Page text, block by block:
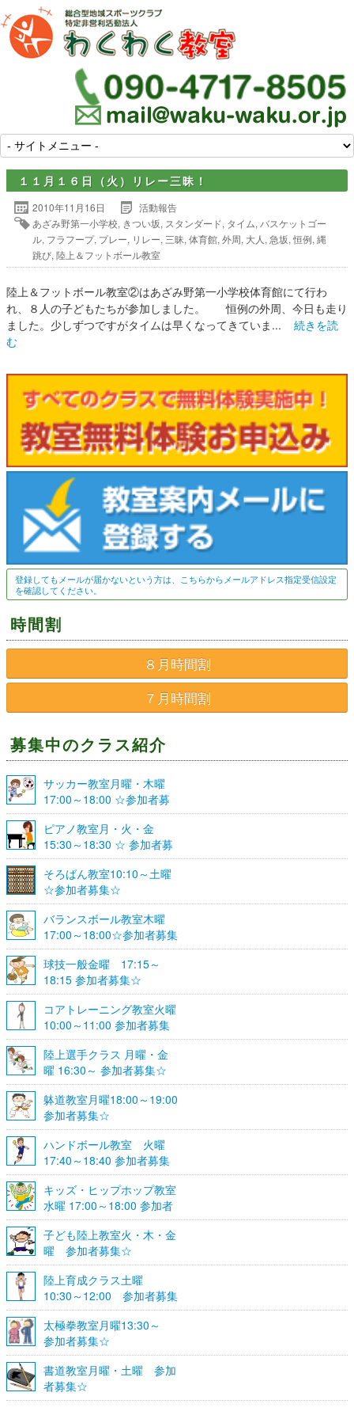
１１月１６日（火）リレー三昧！
2010年11月16日
活動報告
あざみ野第一小学校, きつい坂, スタンダード, タイム, バスケットゴー
ル, フラフープ, プレー, リレー, 三昧, 体育館, 外周, 大人 , 急坂,恒例, 縄
跳び, 陸上＆フットボール教室
陸上＆フットボール教室②はあざみ野第一小学校体育館にて行わ
れ、８人の子どもたちが参加しました。 恒例の外周、今日も走り
ました。少しずつですがタイムは早くなってきていま... 続きを読
む
登録してもメールが届かないという方は、こちらからメールアドレス指定受信設定
を確認してください。
時間割
８月時間割
７月時間割
募集中のクラス紹介
サッカー教室月曜・木曜
17:00～18:00 ☆参加者募
集☆
ピアノ教室月・火・金
15:30～18:30 ☆ 参加者募
集☆
そろばん教室10:10～土曜
☆参加者募集☆
バランスボール教室木曜
17:00～18:00☆参加者募集
☆
球技一般金曜 17:15～
18:15 参加者募集☆
コアトレーニング教室火曜
10:00～11:00 参加者募集
陸上選手クラス 月曜・金
曜 16:30～ 参加者募集☆
躰道教室月曜18:00～19:00
参加者募集☆
ハンドボール教室 火曜
17:40～18:40 参加者募集
☆
キッズ・ヒップホップ教室
水曜 17:00～18:00 参加者
募集☆
子ども陸上教室火・木・金
曜 参加者募集☆
陸上育成クラス土曜
10:30～12:00 参加者募集
☆
太極拳教室月曜13:30～
参加者募集☆
書道教室月曜・土曜 参加
者募集☆